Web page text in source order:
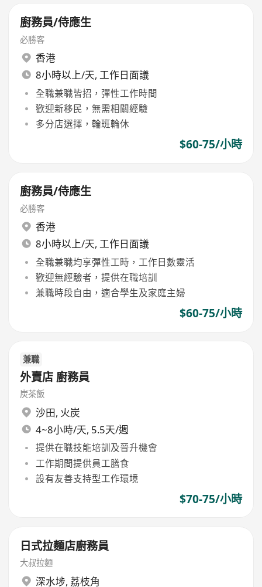
廚務員/侍應生
必勝客
香港
8小時以上/天, 工作日面議
全職兼職皆招，彈性工作時間
歡迎新移民，無需相關經驗
多分店選擇，輪班輪休
$60-75/小時
廚務員/侍應生
必勝客
香港
8小時以上/天, 工作日面議
全職兼職均享彈性工時，工作日數靈活
歡迎無經驗者，提供在職培訓
兼職時段自由，適合學生及家庭主婦
$60-75/小時
兼職
外賣店 廚務員
炭茶飯
沙田, 火炭
4~8小時/天, 5.5天/週
提供在職技能培訓及晉升機會
工作期間提供員工膳食
設有友善支持型工作環境
$70-75/小時
日式拉麵店廚務員
大叔拉麵
深水埗, 荔枝角